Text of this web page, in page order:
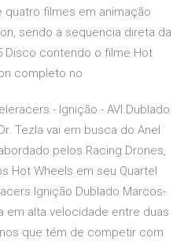
filmes em animação
sendo a sequencia direta da
Disco contendo o filme Hot
completo no
- Ignição - AVI Dublado
Tezla vai em busca do Anel
pelos Racing Drones,
Hot Wheels em seu Quartel
Ignição Dublado Marcos-
em alta velocidade entre duas
que tém de competir com